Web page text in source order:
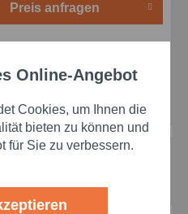
Preis anfragen
- Das...mehr
Aktiv
Aktiv
Online-Angebot
Cookies, um Ihnen die
bieten zu können und
für Sie zu verbessern.